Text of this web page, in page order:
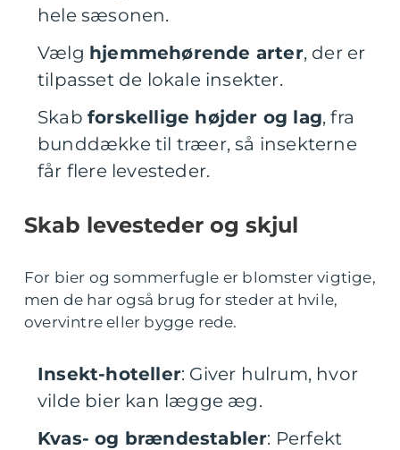
hele sæsonen.
Vælg hjemmehørende arter, der er
tilpasset de lokale insekter.
Skab forskellige højder og lag, fra
bunddække til træer, så insekterne
får flere levesteder.
Skab levesteder og skjul
For bier og sommerfugle er blomster vigtige,
men de har også brug for steder at hvile,
overvintre eller bygge rede.
Insekt-hoteller: Giver hulrum, hvor
vilde bier kan lægge æg.
Kvas- og brændestabler: Perfekt